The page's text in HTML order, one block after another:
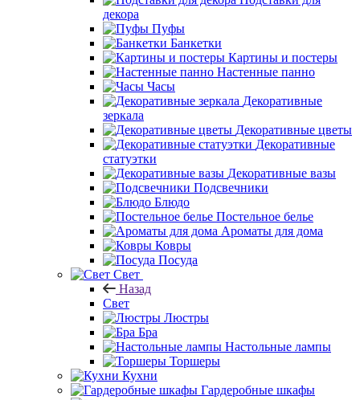
декора
Пуфы
Банкетки
Картины и постеры
Настенные панно
Часы
Декоративные
зеркала
Декоративные цветы
Декоративные
статуэтки
Декоративные вазы
Подсвечники
Блюдо
Постельное белье
Ароматы для дома
Ковры
Посуда
Свет
Назад
Свет
Люстры
Бра
Настольные лампы
Торшеры
Кухни
Гардеробные шкафы